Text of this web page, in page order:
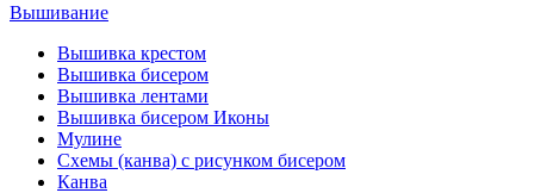
Вышивание
Вышивка крестом
Вышивка бисером
Вышивка лентами
Вышивка бисером Иконы
Мулине
Схемы (канва) с рисунком бисером
Канва